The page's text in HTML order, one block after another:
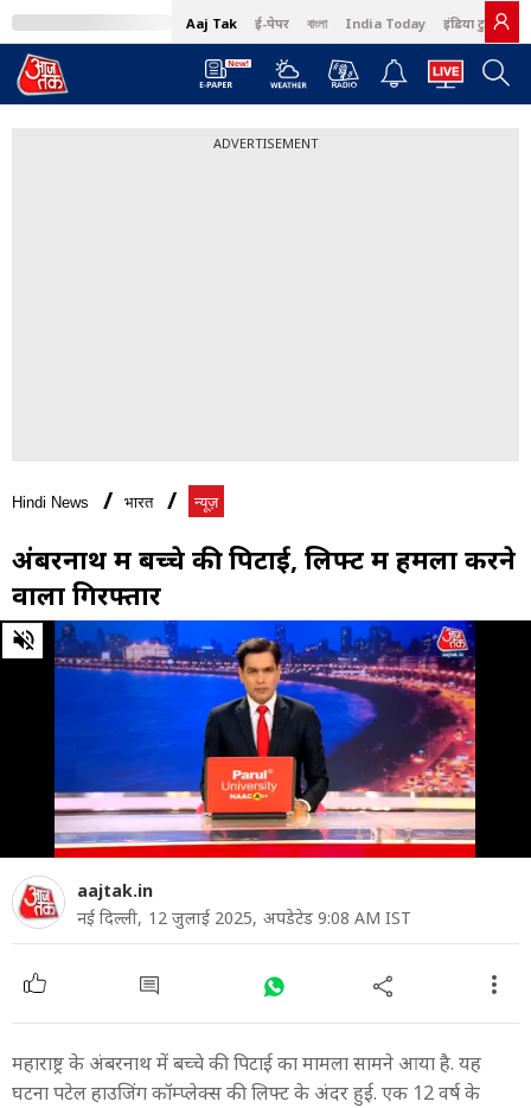
Aaj Tak ई-पेपर বাংলা India Today इंडिया टुडे हिंदी
ADVERTISEMENT
Hindi News भारत न्यूज़
अंबरनाथ में बच्चे की पिटाई, लिफ्ट में हमला करने
वाला गिरफ्तार
0
of
aajtak.in
नई दिल्ली, 12 जुलाई 2025, अपडेटेड 9:08 AM IST
महाराष्ट्र के अंबरनाथ में बच्चे की पिटाई का मामला सामने आया है. यह
घटना पटेल हाउजिंग कॉम्प्लेक्स की लिफ्ट के अंदर हुई. एक 12 वर्ष के